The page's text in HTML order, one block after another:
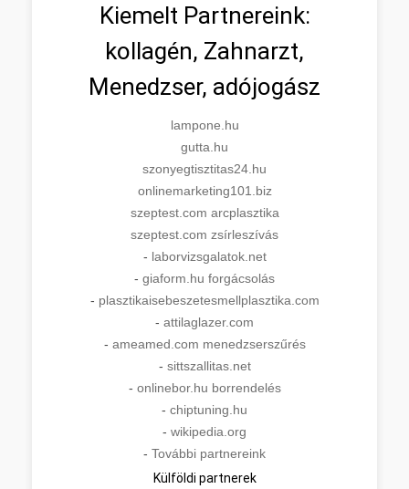
Kiemelt Partnereink:
kollagén, Zahnarzt,
Menedzser, adójogász
lampone.hu
gutta.hu
szonyegtisztitas24.hu
onlinemarketing101.biz
szeptest.com arcplasztika
szeptest.com zsírleszívás
- laborvizsgalatok.net
- giaform.hu forgácsolás
- plasztikaisebeszetesmellplasztika.com
- attilaglazer.com
- ameamed.com menedzserszűrés
- sittszallitas.net
- onlinebor.hu borrendelés
- chiptuning.hu
- wikipedia.org
- További partnereink
Külföldi partnerek